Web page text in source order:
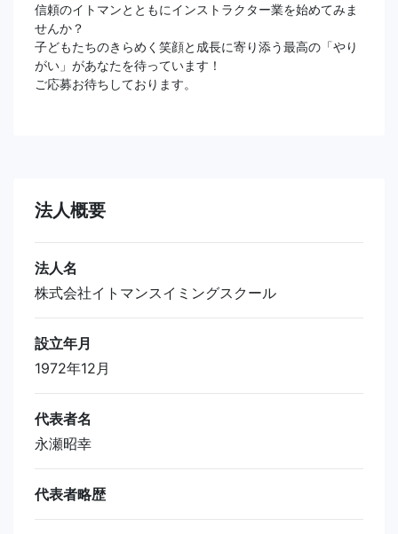
信頼のイトマンとともにインストラクター業を始めてみま
せんか？
子どもたちのきらめく笑顔と成長に寄り添う最高の「やり
がい」があなたを待っています！
ご応募お待ちしております。
法人概要
法人名
株式会社イトマンスイミングスクール
設立年月
1972年12月
代表者名
永瀬昭幸
代表者略歴